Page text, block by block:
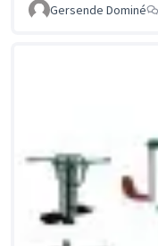
Gersende Dominé